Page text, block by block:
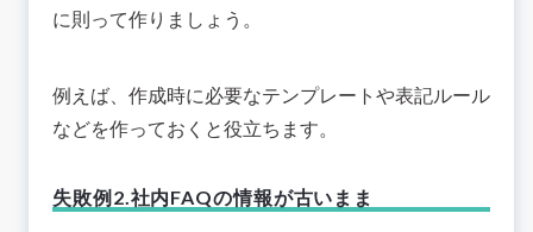
に則って作りましょう。
例えば、作成時に必要なテンプレートや表記ルール
などを作っておくと役立ちます。
失敗例2.社内FAQの情報が古いまま